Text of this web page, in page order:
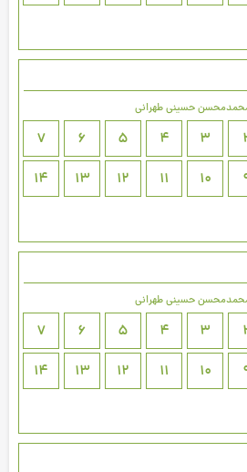
حسینی طهرانی
3
4
5
6
7
10
11
12
13
14
حسینی طهرانی
3
4
5
6
7
10
11
12
13
14